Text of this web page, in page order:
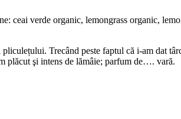
ceai verde organic, lemongrass organic,
Trecând peste faptul că i-am dat
plăcut şi intens de lămâie; parfum de…. vară.